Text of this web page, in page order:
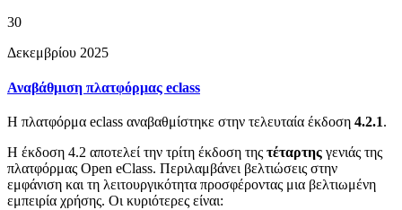
30
Δεκεμβρίου 2025
Αναβάθμιση πλατφόρμας eclass
Η πλατφόρμα eclass αναβαθμίστηκε στην τελευταία έκδοση 4.2.1.
Η έκδοση 4.2 αποτελεί την τρίτη έκδοση της τέταρτης γενιάς της
πλατφόρμας Open eClass. Περιλαμβάνει βελτιώσεις στην
εμφάνιση και τη λειτουργικότητα προσφέροντας μια βελτιωμένη
εμπειρία χρήσης. Οι κυριότερες είναι: